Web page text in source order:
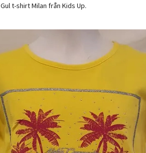
Gul t-shirt Milan från Kids Up.